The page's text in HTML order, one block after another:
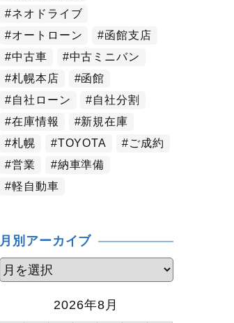
ネオドライブ
オートローン
函館支店
中古車
中古ミニバン
札幌本店
函館
自社ローン
自社分割
在庫情報
新規在庫
札幌
TOYOTA
ご成約
営業
納車準備
軽自動車
月別アーカイブ
2026年8月